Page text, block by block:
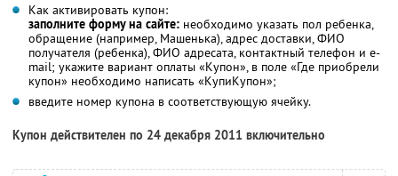
Как активировать купон:
заполните форму на сайте: необходимо указать пол ребенка,
обращение (например, Машенька), адрес доставки, ФИО
получателя (ребенка), ФИО адресата, контактный телефон и e-
mail; укажите вариант оплаты «Купон», в поле «Где приобрели
купон» необходимо написать «КупиКупон»;
введите номер купона в соответствующую ячейку.
Купон действителен по 24 декабря 2011 включительно